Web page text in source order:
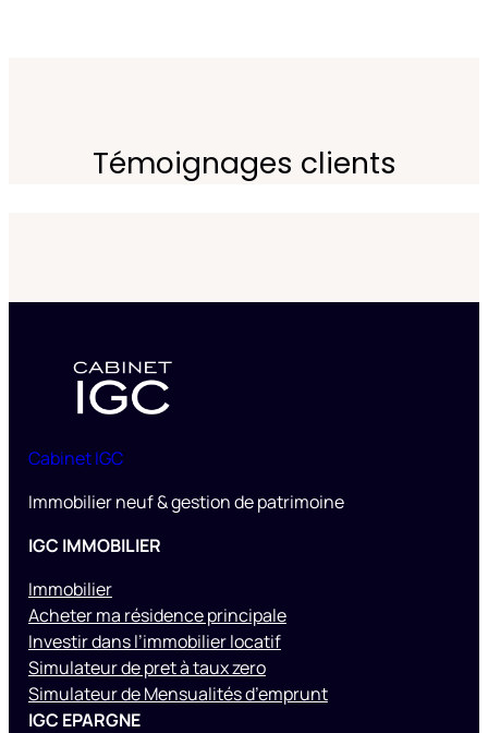
Témoignages clients
Cabinet IGC
Immobilier neuf & gestion de patrimoine
IGC IMMOBILIER
Immobilier
Acheter ma résidence principale
Investir dans l’immobilier locatif
Simulateur de pret à taux zero
Simulateur de Mensualités d’emprunt
IGC EPARGNE